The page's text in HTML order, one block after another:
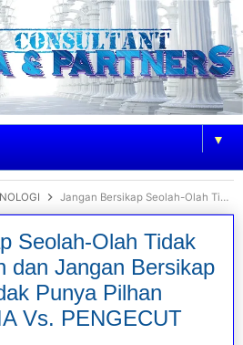
▼
Jangan Bersikap Seolah-Olah Tidak Ada Pilihan Lain dan Jangan Bersikap Seolah-Olah Tidak Punya Pilhan Bebas, KSATRIA Vs. PENGECUT
Seolah-Olah Tidak
dan Jangan Bersikap
Punya Pilhan
Vs. PENGECUT